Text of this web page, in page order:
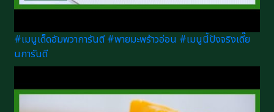
#เมนูเด็ดอัมพวาการันตี #พายมะพร้าวอ่อน #เมนูนี้ปังจริงเดี๊ย
นการันตี